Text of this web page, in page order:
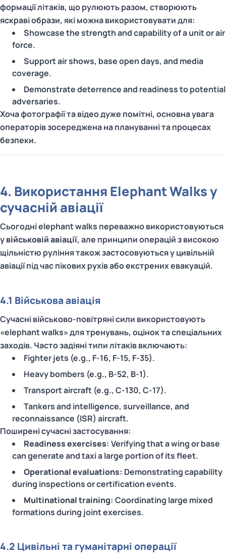
формації літаків, що рулюють разом, створюють
яскраві образи, які можна використовувати для:
Showcase the strength and capability of a unit or air
force.
Support air shows, base open days, and media
coverage.
Demonstrate deterrence and readiness to potential
adversaries.
Хоча фотографії та відео дуже помітні, основна увага
операторів зосереджена на плануванні та процесах
безпеки.
4. Використання Elephant Walks у
сучасній авіації
Сьогодні elephant walks переважно використовуються
увійськовій авіації, але принципи операцій з високою
щільністю руління також застосовуються у цивільній
авіації під час пікових рухів або екстрених евакуацій.
4.1 Військова авіація
Сучасні військово-повітряні сили використовують
«elephant walks» для тренувань, оцінок та спеціальних
заходів. Часто задіяні типи літаків включають:
Fighter jets (e.g., F‑16, F‑15, F‑35).
Heavy bombers (e.g., B‑52, B‑1).
Transport aircraft (e.g., C‑130, C‑17).
Tankers and intelligence, surveillance, and
reconnaissance (ISR) aircraft.
Поширені сучасні застосування:
Readiness exercises: Verifying that a wing or base
can generate and taxi a large portion of its fleet.
Operational evaluations: Demonstrating capability
during inspections or certification events.
Multinational training: Coordinating large mixed
formations during joint exercises.
4.2 Цивільні та гуманітарні операції